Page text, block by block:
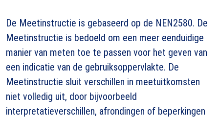
De Meetinstructie is gebaseerd op de NEN2580. De
Meetinstructie is bedoeld om een meer eenduidige
manier van meten toe te passen voor het geven van
een indicatie van de gebruiksoppervlakte. De
Meetinstructie sluit verschillen in meetuitkomsten
niet volledig uit, door bijvoorbeeld
interpretatieverschillen, afrondingen of beperkingen